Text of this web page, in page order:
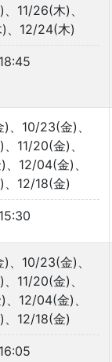
11/26(木)、
、12/24(木)
、10/23(金)、
11/20(金)、
、12/04(金)、
、12/18(金)
、10/23(金)、
11/20(金)、
、12/04(金)、
、12/18(金)